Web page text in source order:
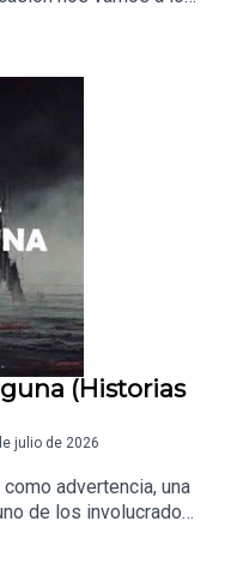
sobre una
en las noches...
(Historias
julio de 2026
advertencia, una
de los involucrados
la laguna.